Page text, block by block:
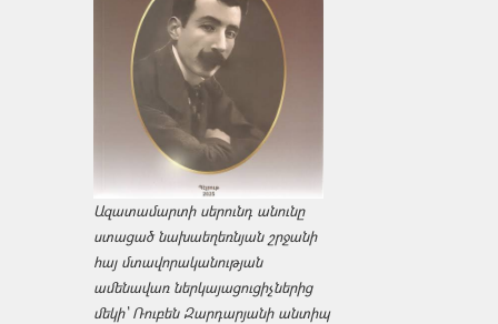
Ազատամարտի սերունդ անունը
ստացած նախաեղեռնյան շրջանի
հայ մտավորականության
ամենավառ ներկայացուցիչներից
մեկի՝ Ռուբեն Զարդարյանի անտիպ